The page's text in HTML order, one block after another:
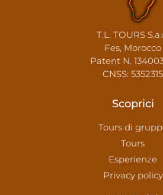
T.L. TOURS
Fes, Morocco
Patent N.
CNSS: 5352315
Scoprici
Tours di
Tours
Esperienze
Privacy policy